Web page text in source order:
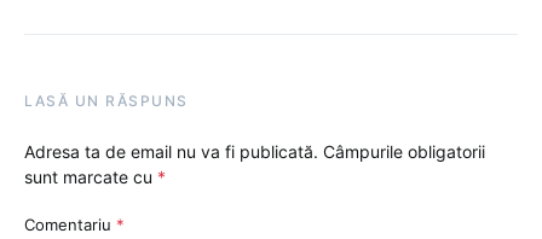
LASĂ UN RĂSPUNS
Adresa ta de email nu va fi publicată. Câmpurile obligatorii
sunt marcate cu *
Comentariu *